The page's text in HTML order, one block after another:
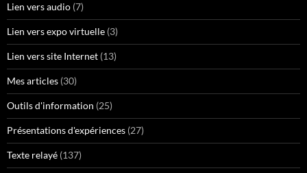
Lien vers audio (7)
Lien vers expo virtuelle (3)
Lien vers site Internet (13)
Mes articles (30)
Outils d'information (25)
Présentations d'expériences (27)
Texte relayé (137)